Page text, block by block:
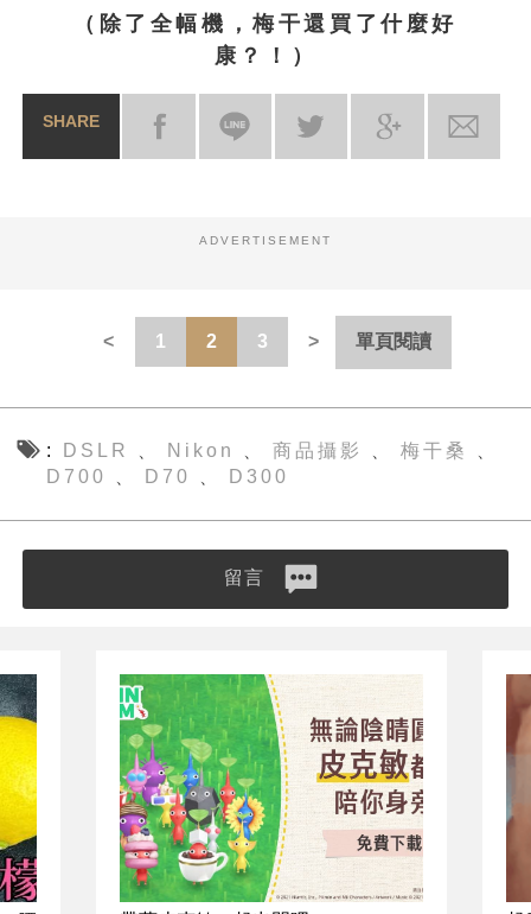
（除了全幅機，梅干還買了什麼好
康？！）
SHARE
ADVERTISEMENT
1 2 3 單頁閱讀
DSLR Nikon 商品攝影 梅干桑
D700 D70 D300
留言